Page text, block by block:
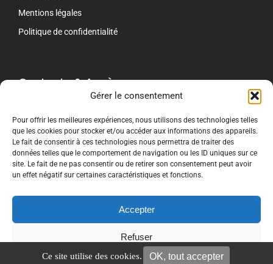
Ce site utilise des cookies. OK, tout accepter
Gérer le consentement
Pour offrir les meilleures expériences, nous utilisons des technologies telles
que les cookies pour stocker et/ou accéder aux informations des appareils.
Le fait de consentir à ces technologies nous permettra de traiter des
données telles que le comportement de navigation ou les ID uniques sur ce
site. Le fait de ne pas consentir ou de retirer son consentement peut avoir
un effet négatif sur certaines caractéristiques et fonctions.
Accepter
Refuser
Mentions légales
Politique de confidentialité
Contacts & Accès
CRTI Le Mans
243 Route de Beaugé
72000 LE MANS
02 53 15 69 30
CRTI Nancy chez DFC